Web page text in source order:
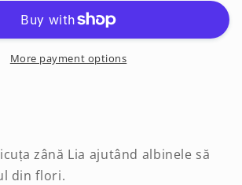
Bee
More payment options
zână Lia ajutând albinele să
din flori.